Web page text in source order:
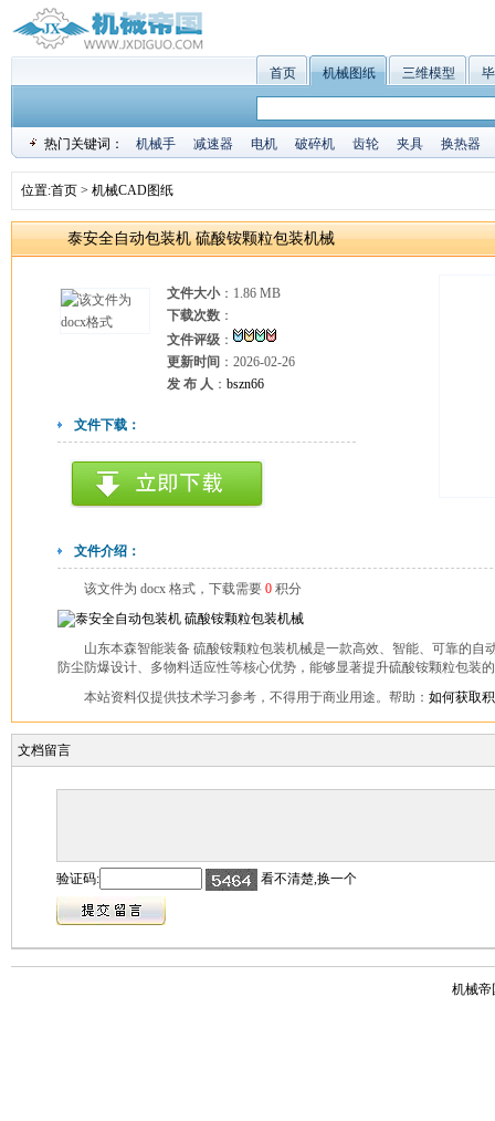
首页 机械图纸 三维模型
热门关键词： 机械手 减速器 电机 破碎机 齿轮 夹具 换热器
位置:首页 > 机械CAD图纸
泰安全自动包装机 硫酸铵颗粒包装机械
文件大小：1.86 MB
下载次数 ：
文件评级 ：
更新时间 ：2026-02-26
发 布 人 ： bszn66
文件下载：
文件介绍：
该文件为 docx 格式，下载需要 0 积分
山东本森智能装备 硫酸铵颗粒包装机械是一款高效、智能、可靠的自
防尘防爆设计、多物料适应性等核心优势，能够显著提升硫酸铵颗粒包装
本站资料仅提供技术学习参考，不得用于商业用途。帮助： 如何获取
文档留言
验证码: 看不清楚,换一个
机械帝